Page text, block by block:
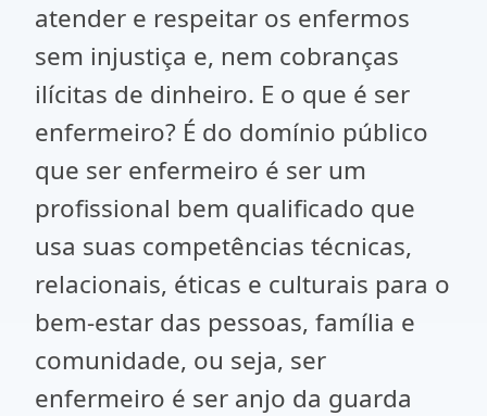
atender e respeitar os enfermos
sem injustiça e, nem cobranças
ilícitas de dinheiro. E o que é ser
enfermeiro? É do domínio público
que ser enfermeiro é ser um
profissional bem qualificado que
usa suas competências técnicas,
relacionais, éticas e culturais para o
bem-estar das pessoas, família e
comunidade, ou seja, ser
enfermeiro é ser anjo da guarda